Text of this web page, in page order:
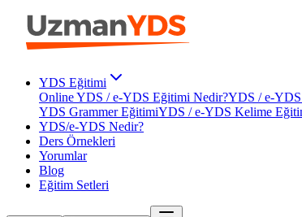
YDS Eğitimi
Online YDS / e-YDS Eğitimi Nedir?YDS / e-
YDS Grammer EğitimiYDS / e-YDS Kelime
YDS/e-YDS Nedir?
Ders Örnekleri
Yorumlar
Blog
Eğitim Setleri